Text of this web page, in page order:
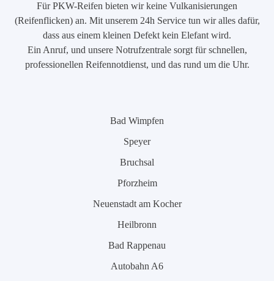
Für PKW-Reifen bieten wir keine Vulkanisierungen
(Reifenflicken) an. Mit unserem 24h Service tun wir alles dafür,
dass aus einem kleinen Defekt kein Elefant wird.
Ein Anruf, und unsere Notrufzentrale sorgt für schnellen,
professionellen Reifennotdienst, und das rund um die Uhr.
Bad Wimpfen
Speyer
Bruchsal
Pforzheim
Neuenstadt am Kocher
Heilbronn
Bad Rappenau
Autobahn A6